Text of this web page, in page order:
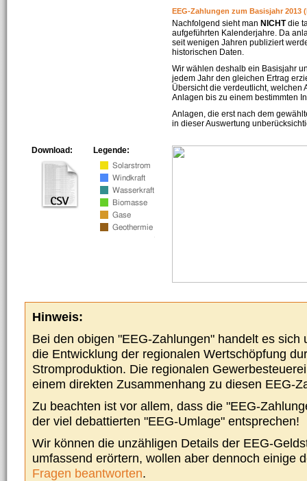
EEG-Zahlungen zum Basisjahr 2013
Nachfolgend sieht man NICHTdie
aufgeführten Kalenderjahre. Da
seit wenigen Jahren publiziert
historischen Daten.
Wir wählen deshalb ein Basisjahr
jedem Jahr den gleichen Ertrag
Übersicht die verdeutlicht, welchen
Anlagen bis zu einem bestimmten
Anlagen, die erst nach dem
in dieser Auswertung
Legende:
Download:
Hinweis:
Bei den obigen "EEG-Zahlungen" handelt es sich
die Entwicklung der regionalen Wertschöpfung
Stromproduktion. Die regionalen
einem direkten Zusammenhang zu diesen EEG-
Zu beachten ist vor allem, dass die "EEG-
der viel debattierten "EEG-Umlage" entsprechen!
Wir können die unzähligen Details der EEG-
umfassend erörtern, wollen aber dennoch einige
Fragen beantworten.